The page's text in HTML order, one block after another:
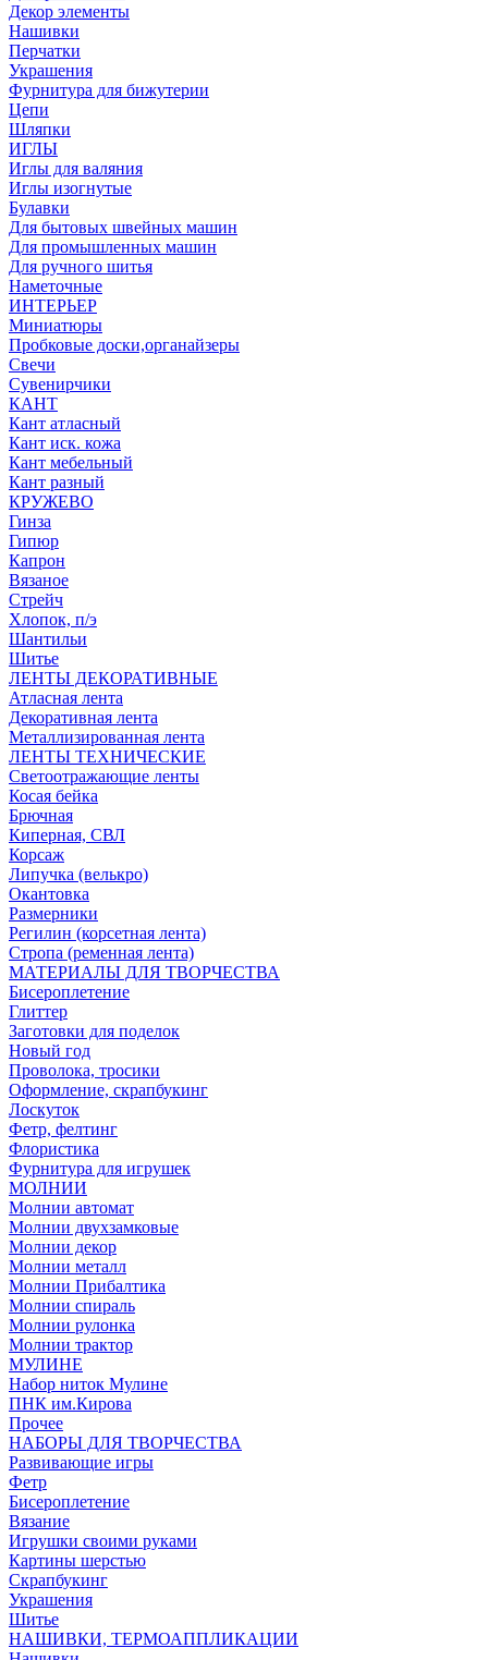
Декор элементы
Нашивки
Перчатки
Украшения
Фурнитура для бижутерии
Цепи
Шляпки
ИГЛЫ
Иглы для валяния
Иглы изогнутые
Булавки
Для бытовых швейных машин
Для промышленных машин
Для ручного шитья
Наметочные
ИНТЕРЬЕР
Миниатюры
Пробковые доски,органайзеры
Свечи
Сувенирчики
КАНТ
Кант атласный
Кант иск. кожа
Кант мебельный
Кант разный
КРУЖЕВО
Гинза
Гипюр
Капрон
Вязаное
Стрейч
Хлопок, п/э
Шантильи
Шитье
ЛЕНТЫ ДЕКОРАТИВНЫЕ
Атласная лента
Декоративная лента
Металлизированная лента
ЛЕНТЫ ТЕХНИЧЕСКИЕ
Светоотражающие ленты
Косая бейка
Брючная
Киперная, СВЛ
Корсаж
Липучка (велькро)
Окантовка
Размерники
Регилин (корсетная лента)
Стропа (ременная лента)
МАТЕРИАЛЫ ДЛЯ ТВОРЧЕСТВА
Бисероплетение
Глиттер
Заготовки для поделок
Новый год
Проволока, тросики
Оформление, скрапбукинг
Лоскуток
Фетр, фелтинг
Флористика
Фурнитура для игрушек
МОЛНИИ
Молнии автомат
Молнии двухзамковые
Молнии декор
Молнии металл
Молнии Прибалтика
Молнии спираль
Молнии рулонка
Молнии трактор
МУЛИНЕ
Набор ниток Мулине
ПНК им.Кирова
Прочее
НАБОРЫ ДЛЯ ТВОРЧЕСТВА
Развивающие игры
Фетр
Бисероплетение
Вязание
Игрушки своими руками
Картины шерстью
Скрапбукинг
Украшения
Шитье
НАШИВКИ, ТЕРМОАППЛИКАЦИИ